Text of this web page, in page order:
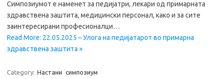
Симпозиумот е наменет за педијатри, лекари од примарната
здравствена заштита, медицински персонал, како и за сите
заинтересирани професионалци…
Read More: 22.05.2025 – Улога на педијатарот во примарна
здравствена заштита »
Category: Настани симпозиум